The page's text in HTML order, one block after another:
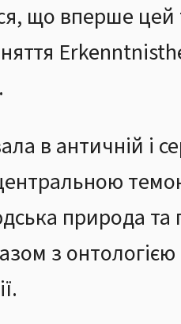
що вперше
в античній і
природа
з онтологією